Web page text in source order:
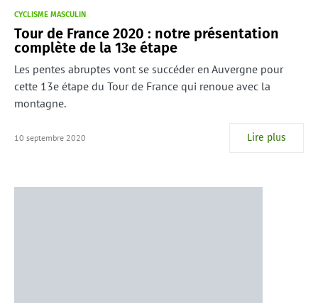
CYCLISME MASCULIN
Tour de France 2020 : notre présentation
complète de la 13e étape
Les pentes abruptes vont se succéder en Auvergne pour
cette 13e étape du Tour de France qui renoue avec la
montagne.
10 septembre 2020 Lire plus